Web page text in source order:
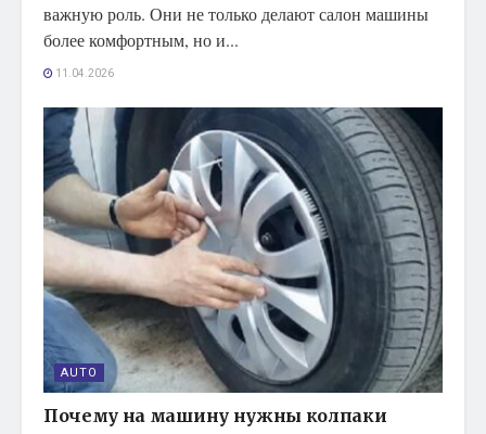
важную роль. Они не только делают салон машины
более комфортным, но и...
11.04.2026
AUTO
Почему на машину нужны колпаки